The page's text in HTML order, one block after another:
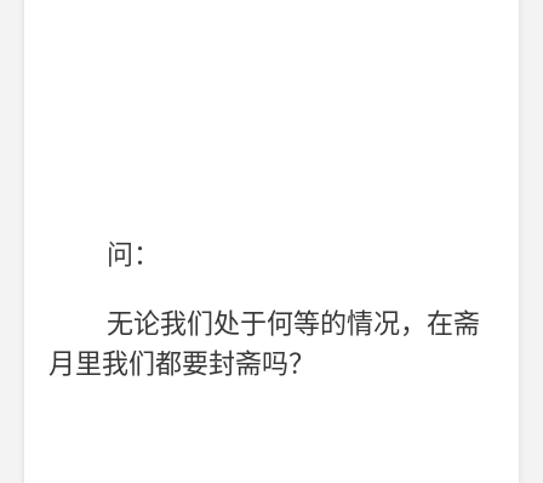
问：
无论我们处于何等的情况，在斋
月里我们都要封斋吗？